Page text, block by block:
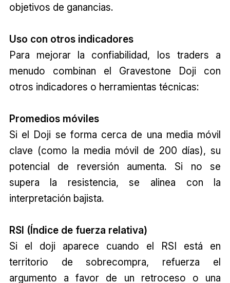
objetivos de ganancias.
Uso con otros indicadores
Para mejorar la confiabilidad, los traders a
menudo combinan el Gravestone Doji con
otros indicadores o herramientas técnicas:
Promedios móviles
Si el Doji se forma cerca de una media móvil
clave (como la media móvil de 200 días), su
potencial de reversión aumenta. Si no se
supera la resistencia, se alinea con la
interpretación bajista.
RSI (Índice de fuerza relativa)
Si el doji aparece cuando el RSI está en
territorio de sobrecompra, refuerza el
argumento a favor de un retroceso o una